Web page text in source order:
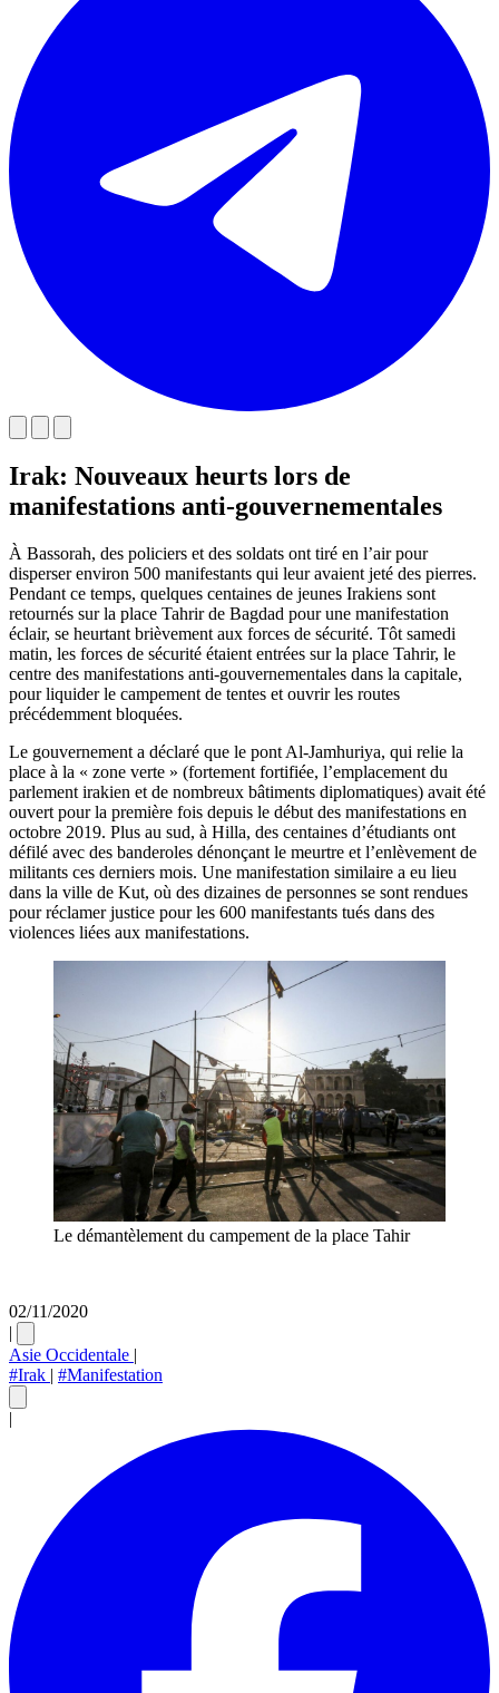
Irak: Nouveaux heurts lors de
manifestations anti-gouvernementales
À Bassorah, des policiers et des soldats ont tiré en l’air pour
disperser environ 500 manifestants qui leur avaient jeté des pierres.
Pendant ce temps, quelques centaines de jeunes Irakiens sont
retournés sur la place Tahrir de Bagdad pour une manifestation
éclair, se heurtant brièvement aux forces de sécurité. Tôt samedi
matin, les forces de sécurité étaient entrées sur la place Tahrir, le
centre des manifestations anti-gouvernementales dans la capitale,
pour liquider le campement de tentes et ouvrir les routes
précédemment bloquées.
Le gouvernement a déclaré que le pont Al-Jamhuriya, qui relie la
place à la « zone verte » (fortement fortifiée, l’emplacement du
parlement irakien et de nombreux bâtiments diplomatiques) avait été
ouvert pour la première fois depuis le début des manifestations en
octobre 2019. Plus au sud, à Hilla, des centaines d’étudiants ont
défilé avec des banderoles dénonçant le meurtre et l’enlèvement de
militants ces derniers mois. Une manifestation similaire a eu lieu
dans la ville de Kut, où des dizaines de personnes se sont rendues
pour réclamer justice pour les 600 manifestants tués dans des
violences liées aux manifestations.
Le démantèlement du campement de la place Tahir
02/11/2020
|
Asie Occidentale |
#Irak | #Manifestation
|